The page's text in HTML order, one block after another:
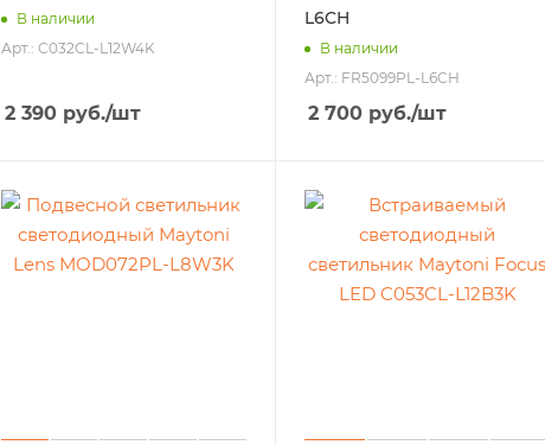
В наличии
Арт.: C032CL-L12W4K
2 390руб./шт
L6CH
В наличии
Арт.: FR5099PL-L6CH
2 700 руб./шт